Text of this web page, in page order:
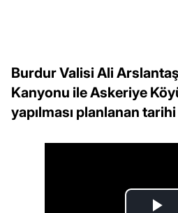
Burdur Valisi Ali
Kanyonu ile Askeriye
yapılması planlanan